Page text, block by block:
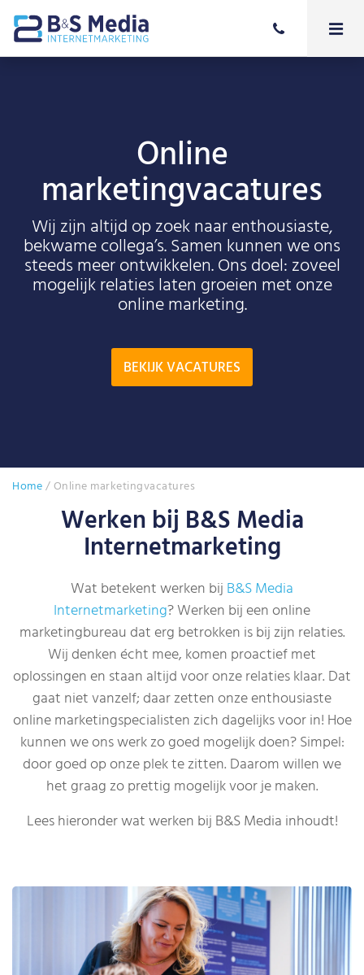
Online
marketingvacatures
Wij zijn altijd op zoek naar enthousiaste,
bekwame collega’s. Samen kunnen we ons
steeds meer ontwikkelen. Ons doel: zoveel
mogelijk relaties laten groeien met onze
online marketing.
BEKIJK VACATURES
Home/Online marketingvacatures
Werken bij B&S Media
Internetmarketing
Wat betekent werken bij B&S Media
Internetmarketing? Werken bij een online
marketingbureau dat erg betrokken is bij zijn relaties.
Wij denken écht mee, komen proactief met
oplossingen en staan altijd voor onze relaties klaar. Dat
gaat niet vanzelf; daar zetten onze enthousiaste
online marketingspecialisten zich dagelijks voor in! Hoe
kunnen we ons werk zo goed mogelijk doen? Simpel:
door goed op onze plek te zitten. Daarom willen we
het graag zo prettig mogelijk voor je maken.
Lees hieronder wat werken bij B&S Media inhoudt!